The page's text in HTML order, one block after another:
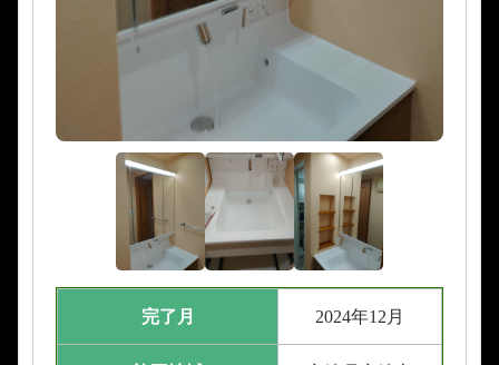
完了月 2024年12月